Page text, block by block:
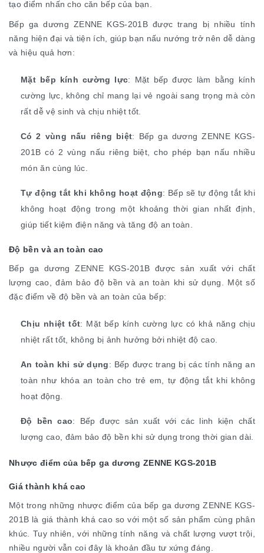
tạo điểm nhấn cho căn bếp của bạn.
Bếp ga dương ZENNE KGS-201B được trang bị nhiều tính
năng hiện đại và tiện ích, giúp bạn nấu nướng trở nên dễ dàng
và hiệu quả hơn:
Mặt bếp kính cường lực: Mặt bếp được làm bằng kính
cường lực, không chỉ mang lại vẻ ngoài sang trọng mà còn
rất dễ vệ sinh và chịu nhiệt tốt.
Có 2 vùng nấu riêng biệt: Bếp ga dương ZENNE KGS-
201B có 2 vùng nấu riêng biệt, cho phép bạn nấu nhiều
món ăn cùng lúc.
Tự động tắt khi không hoạt động: Bếp sẽ tự động tắt khi
không hoạt động trong một khoảng thời gian nhất định,
giúp tiết kiệm điện năng và tăng độ an toàn.
Độ bền và an toàn cao
Bếp ga dương ZENNE KGS-201B được sản xuất với chất
lượng cao, đảm bảo độ bền và an toàn khi sử dụng. Một số
đặc điểm về độ bền và an toàn của bếp:
Chịu nhiệt tốt: Mặt bếp kính cường lực có khả năng chịu
nhiệt rất tốt, không bị ảnh hưởng bởi nhiệt độ cao.
An toàn khi sử dụng: Bếp được trang bị các tính năng an
toàn như khóa an toàn cho trẻ em, tự động tắt khi không
hoạt động.
Độ bền cao: Bếp được sản xuất với các linh kiện chất
lượng cao, đảm bảo độ bền khi sử dụng trong thời gian dài.
Nhược điểm của bếp ga dương ZENNE KGS-201B
Giá thành khá cao
Một trong những nhược điểm của bếp ga dương ZENNE KGS-
201B là giá thành khá cao so với một số sản phẩm cùng phân
khúc. Tuy nhiên, với những tính năng và chất lượng vượt trội,
nhiều người vẫn coi đây là khoản đầu tư xứng đáng.